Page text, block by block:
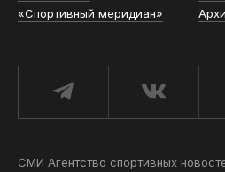
«Спортивный меридиан»
СМИ Агентство спортивных